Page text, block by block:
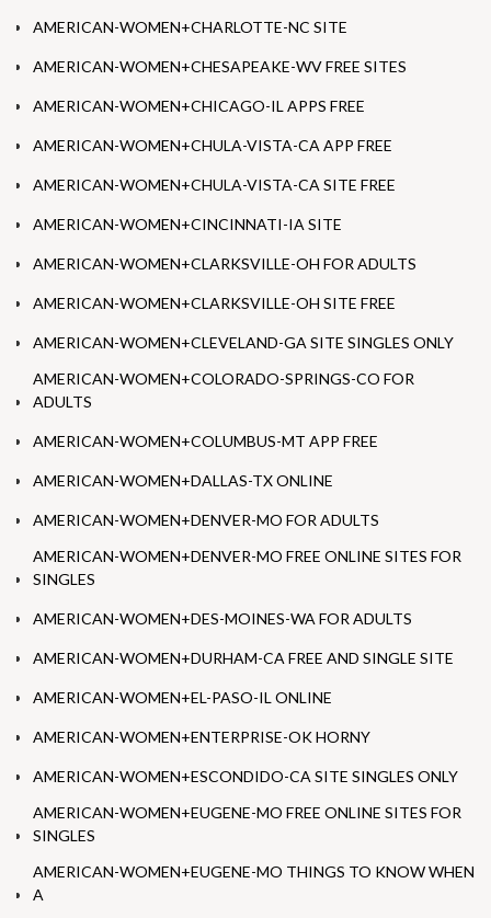
AMERICAN-WOMEN+CHARLOTTE-NC SITE
AMERICAN-WOMEN+CHESAPEAKE-WV FREE SITES
AMERICAN-WOMEN+CHICAGO-IL APPS FREE
AMERICAN-WOMEN+CHULA-VISTA-CA APP FREE
AMERICAN-WOMEN+CHULA-VISTA-CA SITE FREE
AMERICAN-WOMEN+CINCINNATI-IA SITE
AMERICAN-WOMEN+CLARKSVILLE-OH FOR ADULTS
AMERICAN-WOMEN+CLARKSVILLE-OH SITE FREE
AMERICAN-WOMEN+CLEVELAND-GA SITE SINGLES ONLY
AMERICAN-WOMEN+COLORADO-SPRINGS-CO FOR
ADULTS
AMERICAN-WOMEN+COLUMBUS-MT APP FREE
AMERICAN-WOMEN+DALLAS-TX ONLINE
AMERICAN-WOMEN+DENVER-MO FOR ADULTS
AMERICAN-WOMEN+DENVER-MO FREE ONLINE SITES FOR
SINGLES
AMERICAN-WOMEN+DES-MOINES-WA FOR ADULTS
AMERICAN-WOMEN+DURHAM-CA FREE AND SINGLE SITE
AMERICAN-WOMEN+EL-PASO-IL ONLINE
AMERICAN-WOMEN+ENTERPRISE-OK HORNY
AMERICAN-WOMEN+ESCONDIDO-CA SITE SINGLES ONLY
AMERICAN-WOMEN+EUGENE-MO FREE ONLINE SITES FOR
SINGLES
AMERICAN-WOMEN+EUGENE-MO THINGS TO KNOW WHEN
A